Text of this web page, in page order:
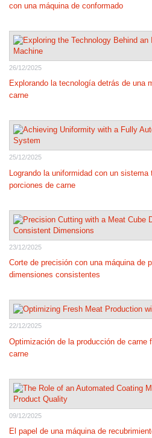
con una máquina de conformado
26/12/2025
Explorando la tecnología detrás de una
carne
25/12/2025
Logrando la uniformidad con un
porciones de carne
23/12/2025
Corte de precisión con una máquina de
dimensiones consistentes
22/12/2025
Optimización de la producción de carne
carne
09/12/2025
El papel de una máquina de